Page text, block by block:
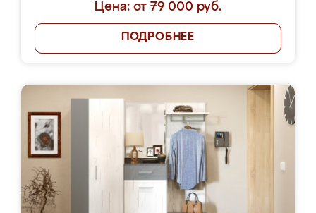
Цена: от 79 000 руб.
ПОДРОБНЕЕ